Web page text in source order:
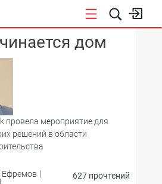
КОНФЕРЕНЦИИдом
провела мероприятие для
решений в области
627 прочтений